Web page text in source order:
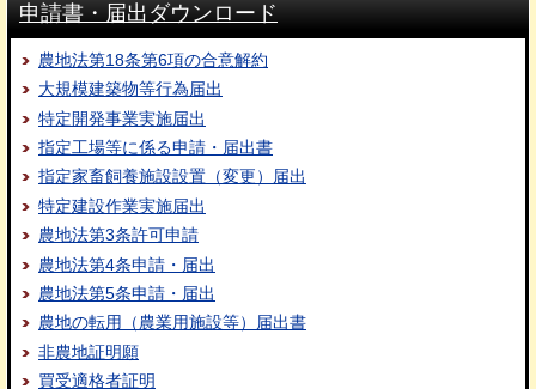
申請書・届出ダウンロード
農地法第18条第6項の合意解約
大規模建築物等行為届出
特定開発事業実施届出
指定工場等に係る申請・届出書
指定家畜飼養施設設置（変更）届出
特定建設作業実施届出
農地法第3条許可申請
農地法第4条申請・届出
農地法第5条申請・届出
農地の転用（農業用施設等）届出書
非農地証明願
買受適格者証明